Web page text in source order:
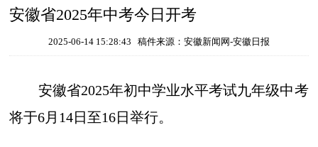
安徽省2025年中考今日开考
2025-06-14 15:28:43 稿件来源：安徽新闻网-安徽日报
安徽省2025年初中学业水平考试九年级中考
将于6月14日至16日举行。